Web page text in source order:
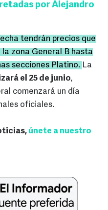
por Alejandro
tendrán precios que
la zona General B hasta
secciones Platino. La
el 25 de junio,
comenzará un día
oficiales.
únete a nuestro